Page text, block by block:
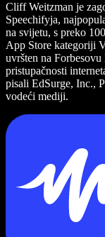
Cliff Weitzman je
Speechifyja,
na svijetu, s preko
App Store kategoriji
uvršten na
pristupačnosti
pisali EdSurge, Inc.,
vodeći mediji.